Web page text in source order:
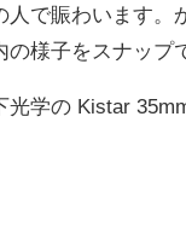
人で賑わいます。
様子をスナップ
学の Kistar